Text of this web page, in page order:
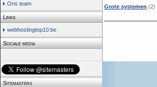
Ons team
Links
webhostingtop10.be
Sociale media
Sitemasters
Grote systemen (2)